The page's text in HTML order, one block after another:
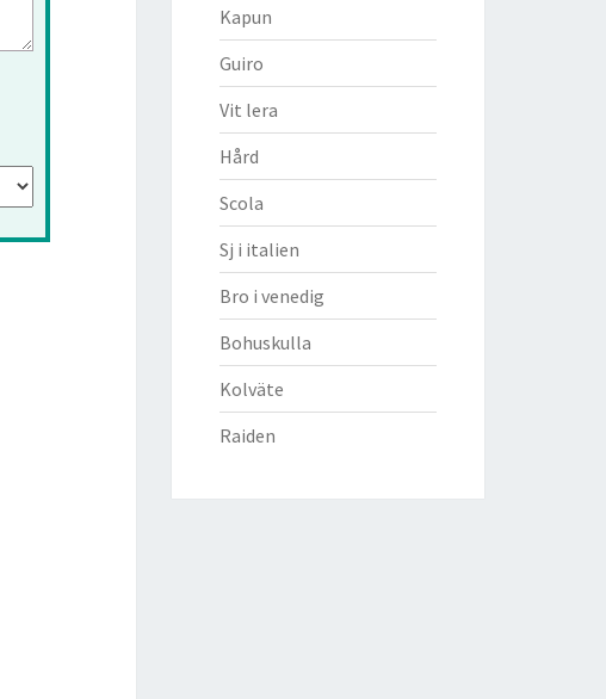
Kapun
Guiro
Vit lera
Hård
Scola
Sj i italien
Bro i venedig
Bohuskulla
Kolväte
Raiden